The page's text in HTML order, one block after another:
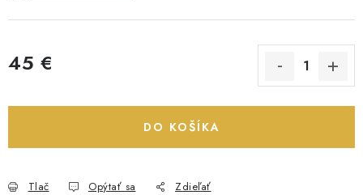
45 €
DO KOŠÍKA
Tlač Opýtať sa Zdieľať